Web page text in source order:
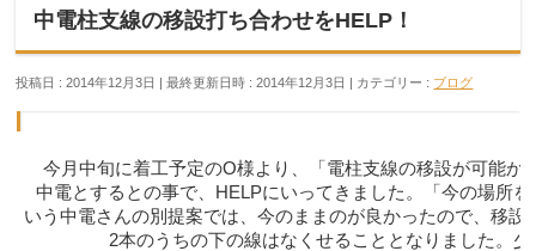
中電柱支線の移設打ち合わせをHELP！
投稿日 : 2014年12月3日 最終更新日時 : 2014年12月3日 カテゴリー : ブログ
今月中旬に着工予定のO様より、「電柱支線の移設が可能か
中電とするとの事で、HELPにいってきました。「今の場所
いう中電さんの別提案では、今のままのが良かったので、移設
2本のうちの下の線はなくせることとなりました。少